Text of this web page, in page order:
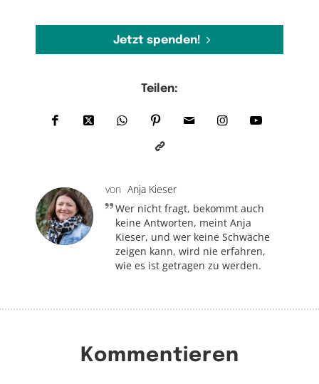
Jetzt spenden!
Teilen:
von Anja Kieser
Wer nicht fragt, bekommt auch
keine Antworten, meint Anja
Kieser, und wer keine Schwäche
zeigen kann, wird nie erfahren,
wie es ist getragen zu werden.
Kommentieren